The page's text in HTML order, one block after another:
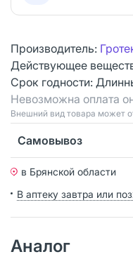
Производитель:
Действующее
Срок годности:
Невозможна оплата
Bнешний вид товара может
Самовывоз
в Брянской области
В аптеку завтра или
Аналог